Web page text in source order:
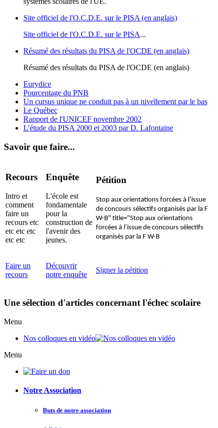
Site officiel de l'O.C.D.E. sur le PISA (en anglais)
Site officiel de l'O.C.D.E. sur le PISA...
Résumé des résultats du PISA de l'OCDE (en anglais)
Résumé des résultats du PISA de l'OCDE (en anglais)
Eurydice
Pourcentage du PNB
Un cursus unique ne conduit pas à un nivellement par le bas
Le Québec
Rapport de l'UNICEF novembre 2002
L'étude du PISA 2000 et 2003 par D. Lafontaine
Savoir que faire...
Recours
Intro et
comment
faire un
recours etc
etc etc etc
etc etc
Enquête
L'école est
fondamentale
pour la
construction de
l'avenir des
jeunes.
Pétition
Stop aux orientations forcées à l’issue
de concours sélectifs organisés par la F
W-B" title="Stop aux orientations
forcées à l’issue de concours sélectifs
organisés par la F W-B
Faire un
recours
Découvrir
notre enquête
Signer la pétition
Une sélection d'articles concernant l'échec scolaire
Menu
Nos colloques en vidéo
Menu
Notre Association
Buts de notre association